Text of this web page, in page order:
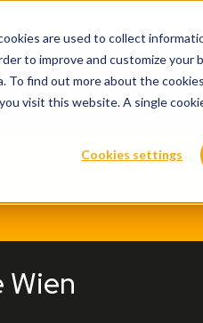
are used to collect
to improve and customize your
find out more about the
visit this website. A single
Cookies settings
Wien